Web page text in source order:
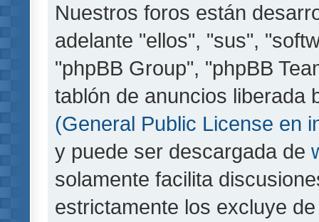
Nuestros foros están
adelante "ellos", "sus",
"phpBB Group", "phpBB
tablón de anuncios liberada
(General Public License en
y puede ser descargada de
solamente facilita
estrictamente los excluye